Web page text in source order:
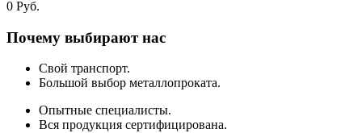
0 Руб.
Почему выбирают нас
Свой транспорт.
Большой выбор металлопроката.
Опытные специалисты.
Вся продукция сертифицирована.